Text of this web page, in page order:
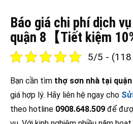
Báo giá chi phí dịch
quận 8【Tiết kiệm
5/5 - (118
Bạn cần tìm thợ sơn nhà tại
giá hợp lý. Hãy liên hệ ngay cho
theo hotline 0908.648.509 để